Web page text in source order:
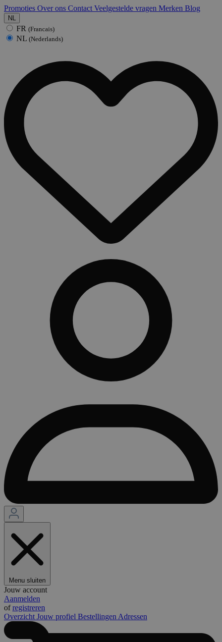
Promoties Over ons Contact Veelgestelde vragen Merken Blog
NL
FR (Francais)
NL (Nederlands)
Menu sluiten
Jouw account
Aanmelden
ofregistreren
Overzicht Jouw profiel Bestellingen Adressen